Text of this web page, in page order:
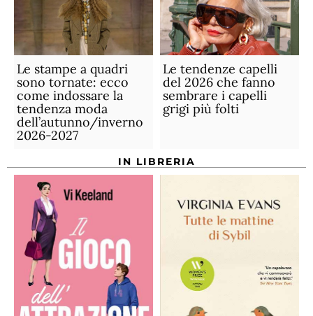
Le stampe a quadri
sono tornate: ecco
come indossare la
tendenza moda
dell’autunno/inverno
2026-2027
Le tendenze capelli
del 2026 che fanno
sembrare i capelli
grigi più folti
IN LIBRERIA